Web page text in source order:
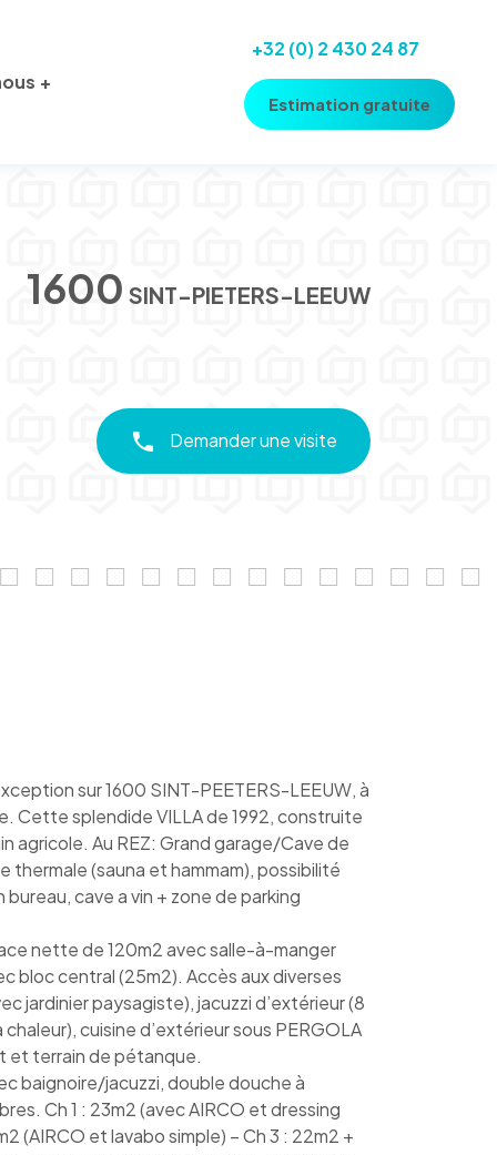
+32 (0) 2 430 24 87
Estimation gratuite
1600 SINT-PIETERS-LEEUW
Demander une visite
sur 1600 SINT-PEETERS-LEEUW, à
Cette splendide VILLA de 1992, construite
agricole. Au REZ: Grand garage/Cave de
thermale (sauna et hammam), possibilité
cave a vin + zone de parking
nette de 120m2 avec salle-à-manger
bloc central (25m2). Accès aux diverses
jardinier paysagiste), jacuzzi d’extérieur (8
cuisine d’extérieur sous PERGOLA
et terrain de pétanque.
baignoire/jacuzzi, double douche à
Ch 1 : 23m2 (avec AIRCO et dressing
(AIRCO et lavabo simple) – Ch 3 : 22m2 +